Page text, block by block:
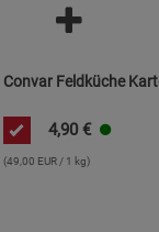
Convar Feldküche
4,90 €
(49,00 EUR / 1 kg)
(3)
Cookies